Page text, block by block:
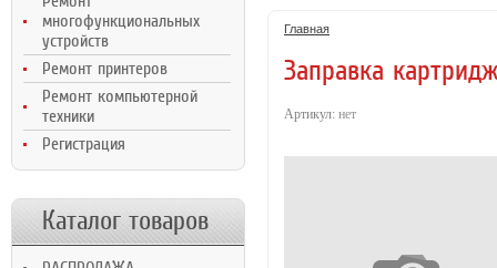
многофункциональных
устройств
Ремонт принтеров
Ремонт компьютерной
техники
Регистрация
Каталог товаров
M134, 2,3K
Главная
Заправка
Артикул: нет